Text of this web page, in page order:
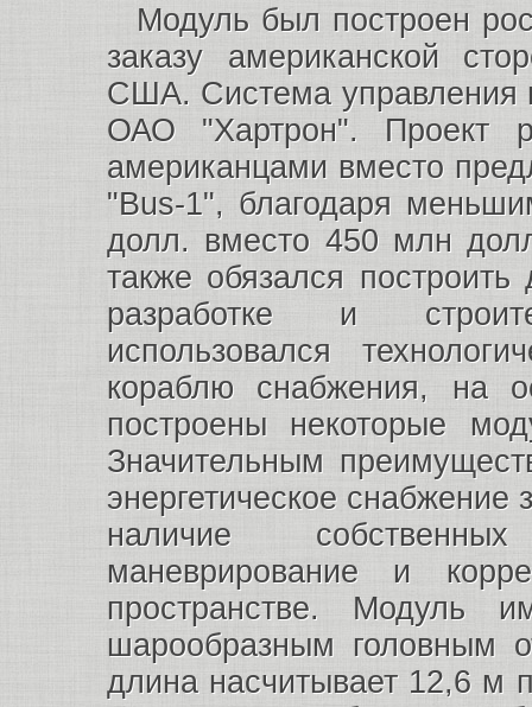
Модуль был построен
заказу американской
США. Система управления
ОАО "Хартрон". Проект
американцами вместо
"Bus-1", благодаря
долл. вместо 450 млн
также обязался
разработке и
использовался
кораблю снабжения, на
построены некоторые
Значительным
энергетическое снабжение
наличие
маневрирование и
пространстве. Модуль
шарообразным головным
длина насчитывает 12,6 м